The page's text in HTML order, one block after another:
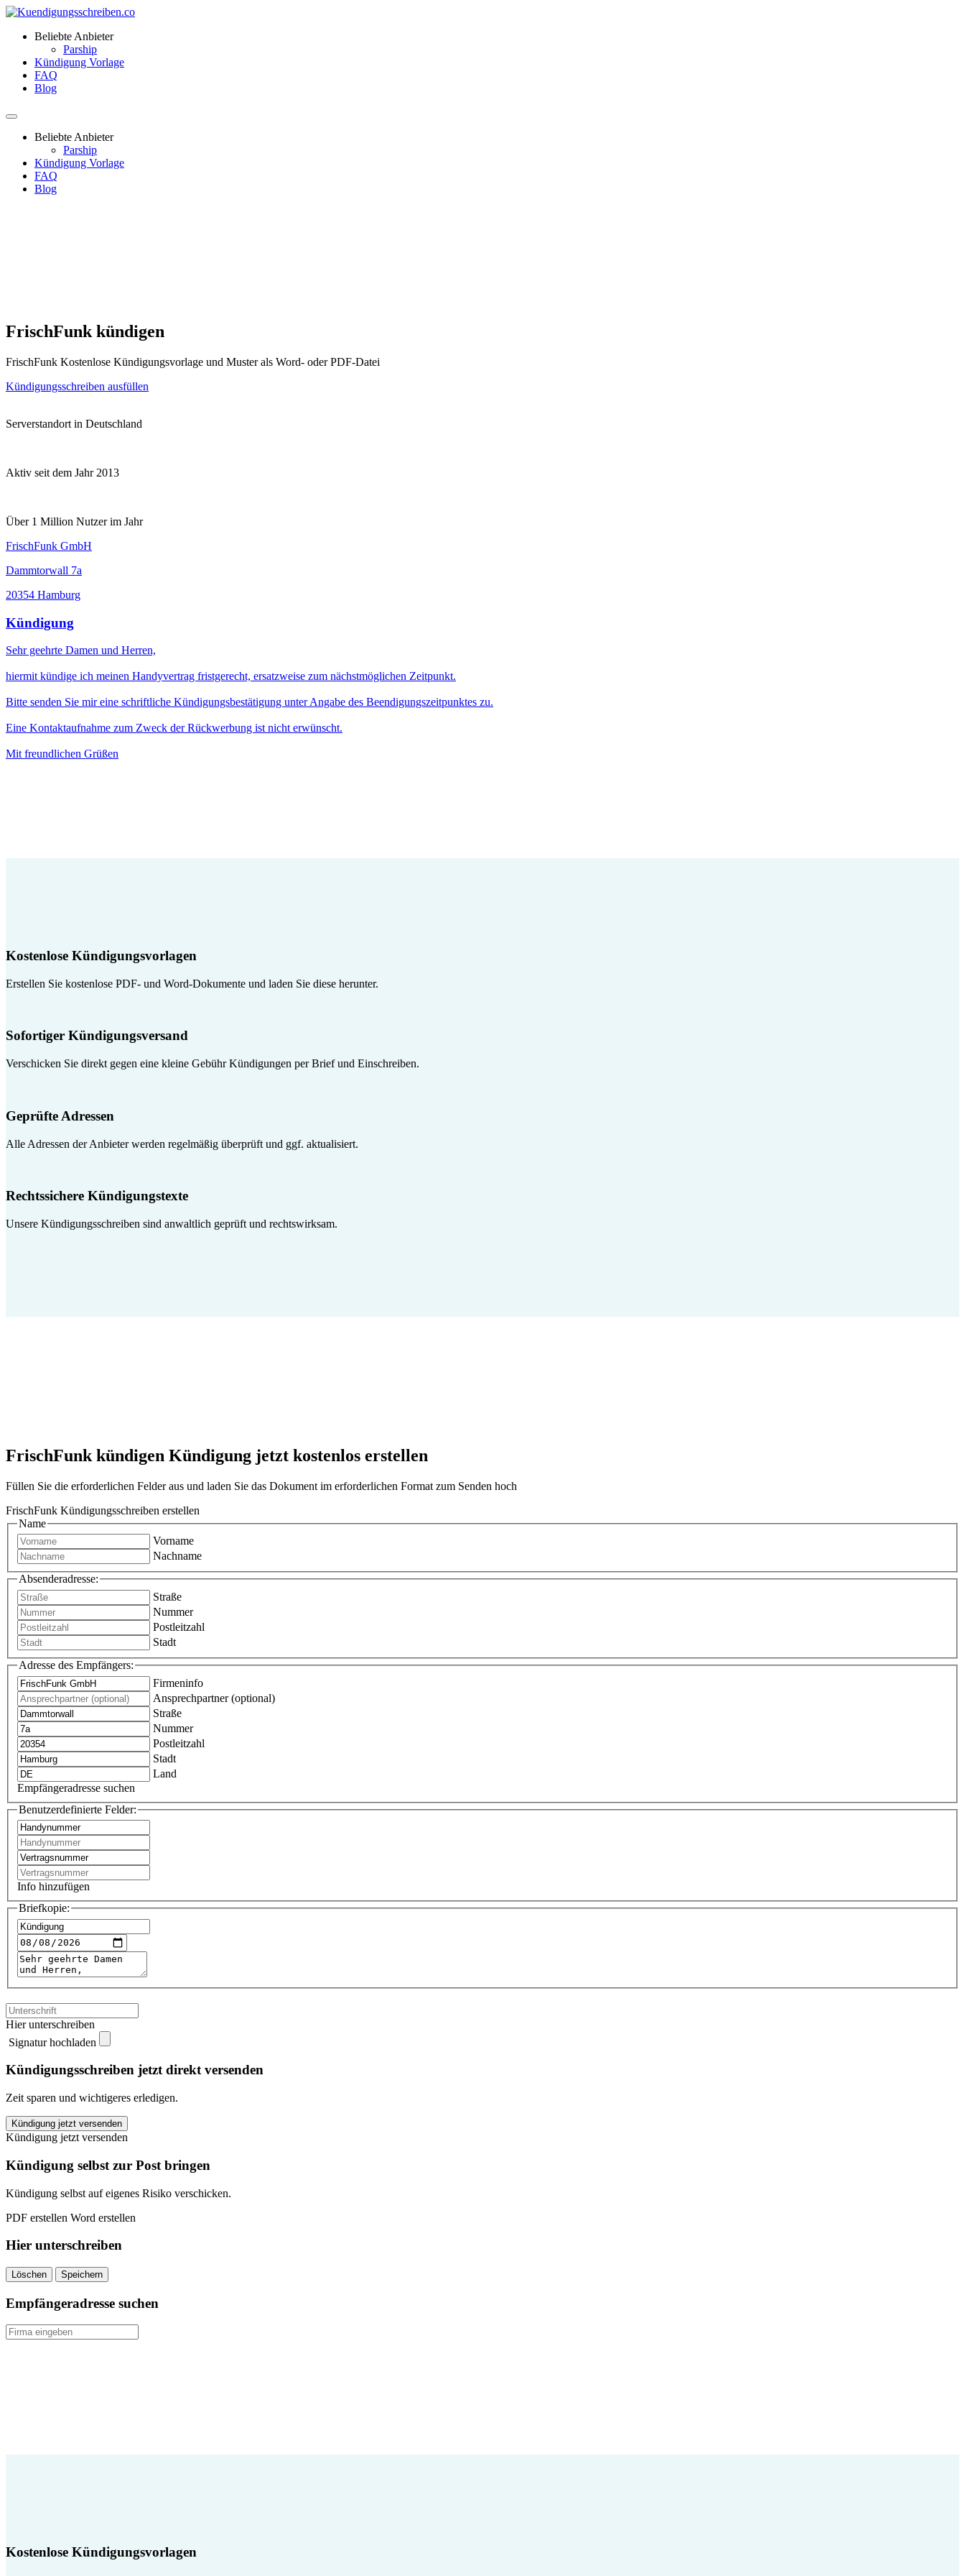
Beliebte Anbieter
Parship
Kündigung Vorlage
FAQ
Blog
Beliebte Anbieter
Parship
Kündigung Vorlage
FAQ
Blog
FrischFunk kündigen
FrischFunk Kostenlose Kündigungsvorlage und Muster als Word- oder PDF-Datei
Kündigungsschreiben ausfüllen
Serverstandort in Deutschland
Aktiv seit dem Jahr 2013
Über 1 Million Nutzer im Jahr
FrischFunk GmbH
Dammtorwall 7a
20354 Hamburg
Kündigung
Sehr geehrte Damen und Herren,
hiermit kündige ich meinen Handyvertrag fristgerecht, ersatzweise zum nächstmöglichen Zeitpunkt.
Bitte senden Sie mir eine schriftliche Kündigungsbestätigung unter Angabe des Beendigungszeitpunktes zu.
Eine Kontaktaufnahme zum Zweck der Rückwerbung ist nicht erwünscht.
Mit freundlichen Grüßen
Kostenlose Kündigungsvorlagen
Erstellen Sie kostenlose PDF- und Word-Dokumente und laden Sie diese herunter.
Sofortiger Kündigungsversand
Verschicken Sie direkt gegen eine kleine Gebühr Kündigungen per Brief und Einschreiben.
Geprüfte Adressen
Alle Adressen der Anbieter werden regelmäßig überprüft und ggf. aktualisiert.
Rechtssichere Kündigungstexte
Unsere Kündigungsschreiben sind anwaltlich geprüft und rechtswirksam.
FrischFunk kündigen Kündigung jetzt kostenlos erstellen
Füllen Sie die erforderlichen Felder aus und laden Sie das Dokument im erforderlichen Format zum Senden hoch
FrischFunk Kündigungsschreiben erstellen
Name
Vorname
Nachname
Absenderadresse:
Straße
Nummer
Postleitzahl
Stadt
Adresse des Empfängers:
Firmeninfo
Ansprechpartner (optional)
Straße
Nummer
Postleitzahl
Stadt
Land
Empfängeradresse suchen
Benutzerdefinierte Felder:
Info hinzufügen
Briefkopie:
Hier unterschreiben
Signatur hochladen
Kündigungsschreiben jetzt direkt versenden
Zeit sparen und wichtigeres erledigen.
FrischFunk
kündigen
quantity
Kündigung jetzt versenden
Kündigung jetzt versenden
Kündigung selbst zur Post bringen
Kündigung selbst auf eigenes Risiko verschicken.
PDF erstellen Word erstellen
Hier unterschreiben
Löschen Speichern
Empfängeradresse suchen
Kostenlose Kündigungsvorlagen